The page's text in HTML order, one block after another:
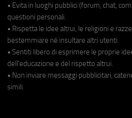
• Evita in luoghi pubblici (forum, chat,
questioni personali.
• Rispetta le idee altrui, le religioni e
bestemmiare né insultare altri utenti.
• Sentiti libero di esprimere le proprie
dell'educazione e del rispetto altrui.
• Non inviare messaggi pubblicitari,
simili.